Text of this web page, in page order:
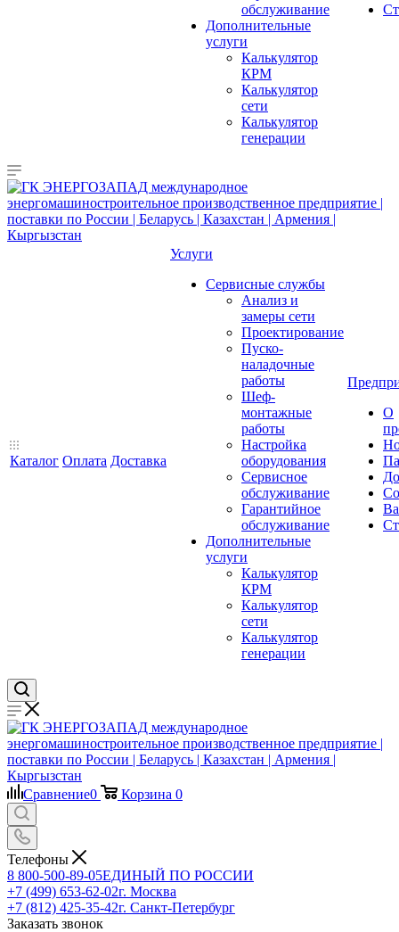
обслуживание
Дополнительные
услуги
Калькулятор
КРМ
Калькулятор
сети
Калькулятор
генерации
Каталог Оплата Доставка
Услуги
Сервисные службы
Анализ и
замеры сети
Проектирование
Пуско-
наладочные
работы
Шеф-
монтажные
работы
Настройка
оборудования
Сервисное
обслуживание
Гарантийное
обслуживание
Дополнительные
услуги
Калькулятор
КРМ
Калькулятор
сети
Калькулятор
генерации
О
Сравнение0 Корзина 0
Телефоны
8 800-500-89-05ЕДИНЫЙ ПО РОССИИ
+7 (499) 653-62-02г. Москва
+7 (812) 425-35-42г. Санкт-Петербург
Заказать звонок